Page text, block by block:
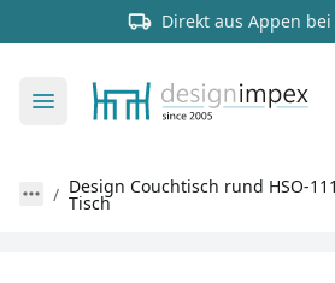
Direkt aus Appen
Design Couchtisch rund HSO-
Tisch